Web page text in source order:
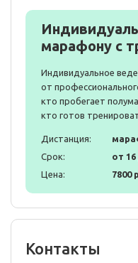
марафону с
Индивидуальное
от
кто пробегает
кто готов
Дистанция:
Срок:
от
Цена:
7800
Контакты